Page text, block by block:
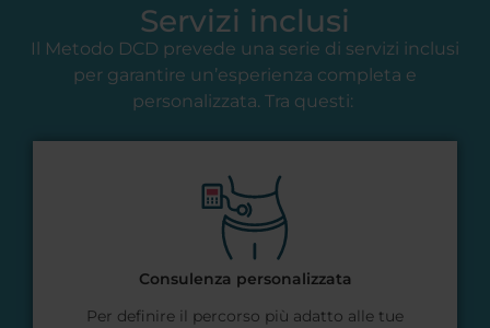
Servizi inclusi
Il Metodo DCD prevede una serie di servizi inclusi
per garantire un’esperienza completa e
personalizzata. Tra questi:
Consulenza personalizzata
Per definire il percorso più adatto alle tue